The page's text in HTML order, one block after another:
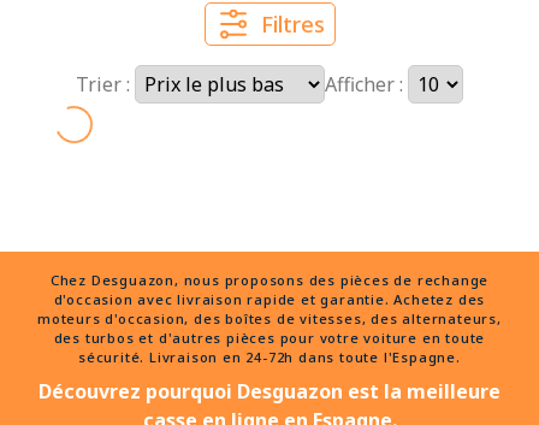
Filtres
Trier : Afficher :
d'occasion avec livraison rapide et garantie. Achetez des
moteurs d'occasion, des boîtes de vitesses, des alternateurs,
des turbos et d'autres pièces pour votre voiture en toute
sécurité. Livraison en 24-72h dans toute l'Espagne.
Découvrez pourquoi Desguazon est la meilleure
casse en ligne en Espagne.